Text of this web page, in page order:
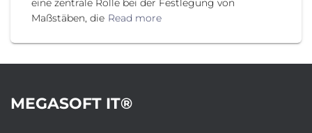
eine zentrale Rolle bei der Festlegung von
Maßstäben, die Read more
MEGASOFT IT®